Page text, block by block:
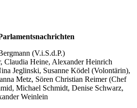
(V.i.S.d.P.)
Claudia Heine, Alexander Heinrich
Jeglinski, Susanne Ködel (Volontärin),
Metz, Sören Christian Reimer (Chef
Michael Schmidt, Denise Schwarz,
Weinlein